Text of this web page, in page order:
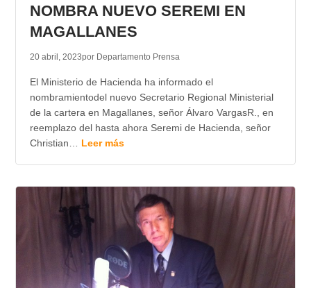
NOMBRA NUEVO SEREMI EN
MAGALLANES
20 abril, 2023por Departamento Prensa
El Ministerio de Hacienda ha informado el
nombramientodel nuevo Secretario Regional Ministerial
de la cartera en Magallanes, señor Álvaro VargasR., en
reemplazo del hasta ahora Seremi de Hacienda, señor
Christian… Leer más